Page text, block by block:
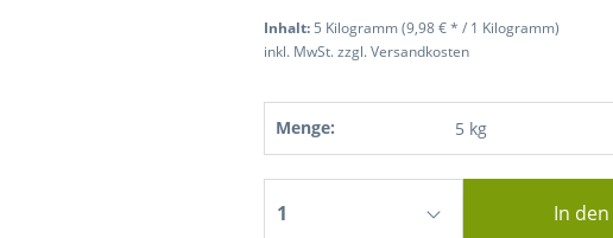
Inhalt: 5 Kilogramm (9,98 € * / 1 Kilogramm)
inkl. MwSt.zzgl. Versandkosten
Menge:
In den